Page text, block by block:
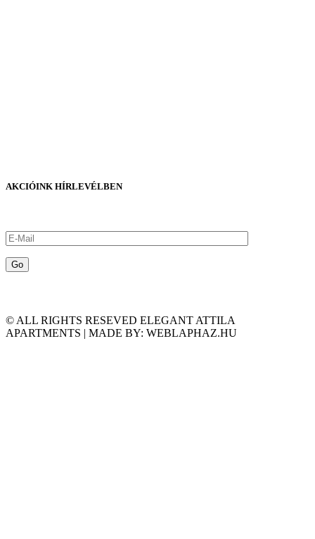
AKCIÓINK HÍRLEVÉLBEN
© ALL RIGHTS RESEVED ELEGANT ATTILA
APARTMENTS | MADE BY: WEBLAPHAZ.HU